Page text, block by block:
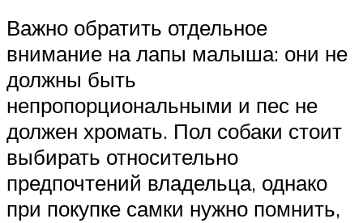
Важно обратить отдельное
внимание на лапы малыша: они не
должны быть
непропорциональными и пес не
должен хромать. Пол собаки стоит
выбирать относительно
предпочтений владельца, однако
при покупке самки нужно помнить,